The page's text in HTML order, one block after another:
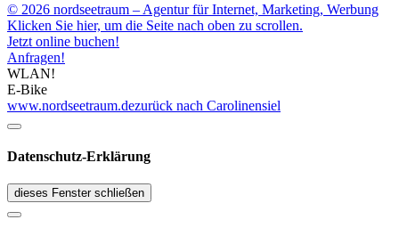
© 2026 nordseetraum – Agentur für Internet, Marketing, Werbung
Klicken Sie hier, um die Seite nach oben zu scrollen.
Jetzt online buchen!
Anfragen!
WLAN!
E-Bike
www.nordseetraum.dezurück nach Carolinensiel
Datenschutz-Erklärung
dieses Fenster schließen